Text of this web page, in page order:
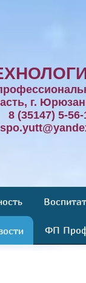
г.
8 (35147) 5-56-
ФП